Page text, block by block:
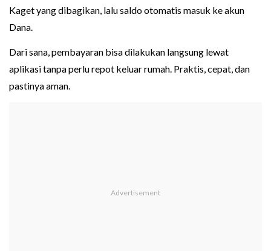
Kaget yang dibagikan, lalu saldo otomatis masuk ke akun
Dana.
Dari sana, pembayaran bisa dilakukan langsung lewat
aplikasi tanpa perlu repot keluar rumah. Praktis, cepat, dan
pastinya aman.